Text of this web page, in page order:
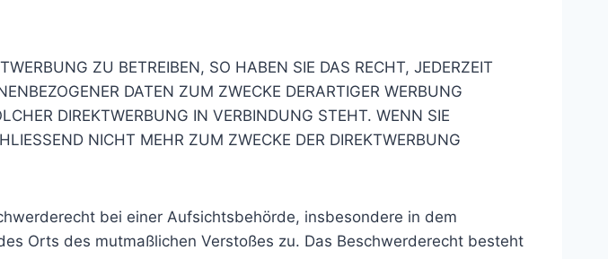
ZU BETREIBEN, SO HABEN SIE DAS RECHT, JEDERZEIT
DATEN ZUM ZWECKE DERARTIGER WERBUNG
DIREKTWERBUNG IN VERBINDUNG STEHT. WENN SIE
NICHT MEHR ZUM ZWECKE DER DIREKTWERBUNG
bei einer Aufsichtsbehörde, insbesondere in dem
Orts des mutmaßlichen Verstoßes zu. Das Beschwerderecht besteht